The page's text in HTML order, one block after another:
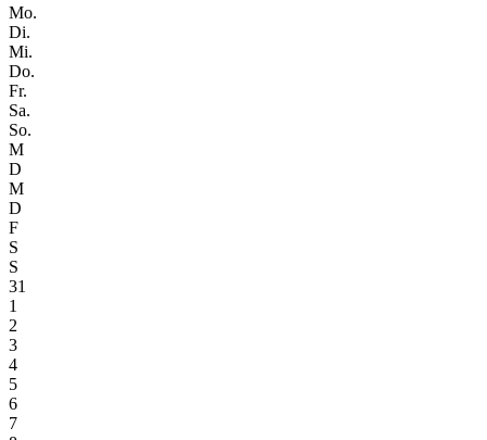
Mo.
Di.
Mi.
Do.
Fr.
Sa.
So.
M
D
M
D
F
S
S
31
1
2
3
4
5
6
7